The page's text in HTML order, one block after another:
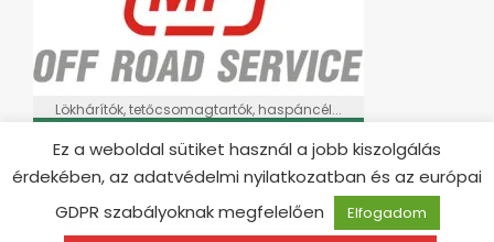
Lökhárítók, tetőcsomagtartók, haspáncél...
Ez a weboldal sütiket használ a jobb kiszolgálás
érdekében, az adatvédelmi nyilatkozatban és az európai
GDPR szabályoknak megfelelően
Elfogadom